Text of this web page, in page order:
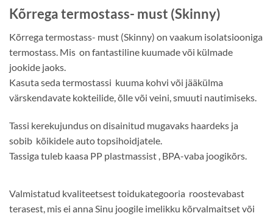
Kõrrega termostass- must (Skinny)
Kõrrega termostass- must (Skinny) on vaakum isolatsiooniga
termostass. Mis on fantastiline kuumade või külmade
jookide jaoks.
Kasuta seda termostassi kuuma kohvi või jääkülma
värskendavate kokteilide, õlle või veini, smuuti nautimiseks.
Tassi kerekujundus on disainitud mugavaks haardeks ja
sobib kõikidele auto topsihoidjatele.
Tassiga tuleb kaasa PP plastmassist , BPA-vaba joogikõrs.
Valmistatud kvaliteetsest toidukategooria roostevabast
terasest, mis ei anna Sinu joogile imelikku kõrvalmaitset või